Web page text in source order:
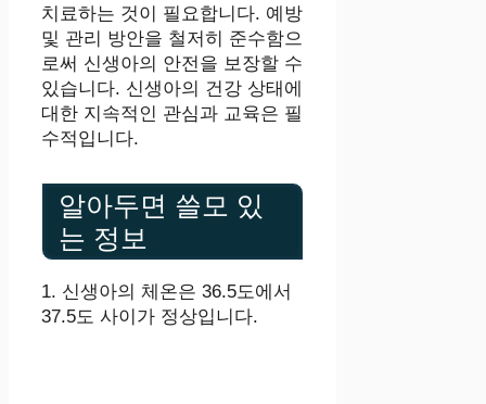
치료하는 것이 필요합니다. 예방
및 관리 방안을 철저히 준수함으
로써 신생아의 안전을 보장할 수
있습니다. 신생아의 건강 상태에
대한 지속적인 관심과 교육은 필
수적입니다.
알아두면 쓸모 있
는 정보
1. 신생아의 체온은 36.5도에서
37.5도 사이가 정상입니다.